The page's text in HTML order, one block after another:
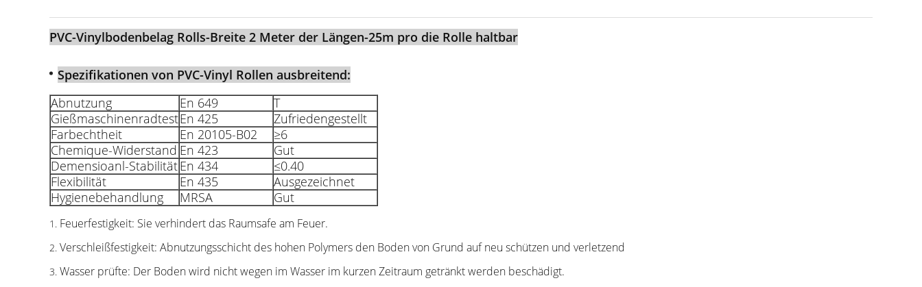
PVC-Vinylbodenbelag Rolls-Breite 2 Meter der Längen-25m pro die Rolle haltbar
Spezifikationen von PVC-Vinyl Rollen ausbreitend:
Abnutzung
En 649
T
GießmaschinenradtestEn 425
Zufriedengestellt
Farbechtheit
En 20105-B02
≥6
Chemique-Widerstand En 423
Gut
Demensioanl-StabilitätEn 434
≤0.40
Flexibilität
En 435
Ausgezeichnet
Hygienebehandlung
MRSA Gut
1. Feuerfestigkeit: Sie verhindert das Raumsafe am Feuer.
2. Verschleißfestigkeit: Abnutzungsschicht des hohen Polymers den Boden von Grund auf neu schützen und verletzend
3. Wasser prüfte: Der Boden wird nicht wegen im Wasser im kurzen Zeitraum getränkt werden beschädigt.